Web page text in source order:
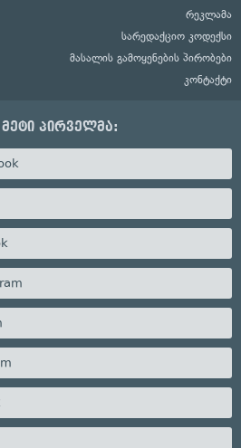
რეკლამა
სარედაქციო კოდექსი
მასალის გამოყენების პირობები
კონტაქტი
მეტი პირველმა: